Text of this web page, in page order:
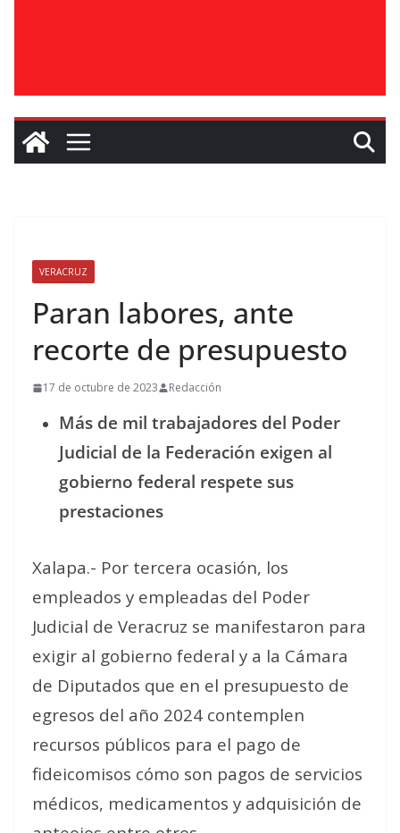
VERACRUZ
Paran labores, ante
recorte de presupuesto
17 de octubre de 2023 Redacción
Más de mil trabajadores del Poder
Judicial de la Federación exigen al
gobierno federal respete sus
prestaciones
Xalapa.- Por tercera ocasión, los
empleados y empleadas del Poder
Judicial de Veracruz se manifestaron para
exigir al gobierno federal y a la Cámara
de Diputados que en el presupuesto de
egresos del año 2024 contemplen
recursos públicos para el pago de
fideicomisos cómo son pagos de servicios
médicos, medicamentos y adquisición de